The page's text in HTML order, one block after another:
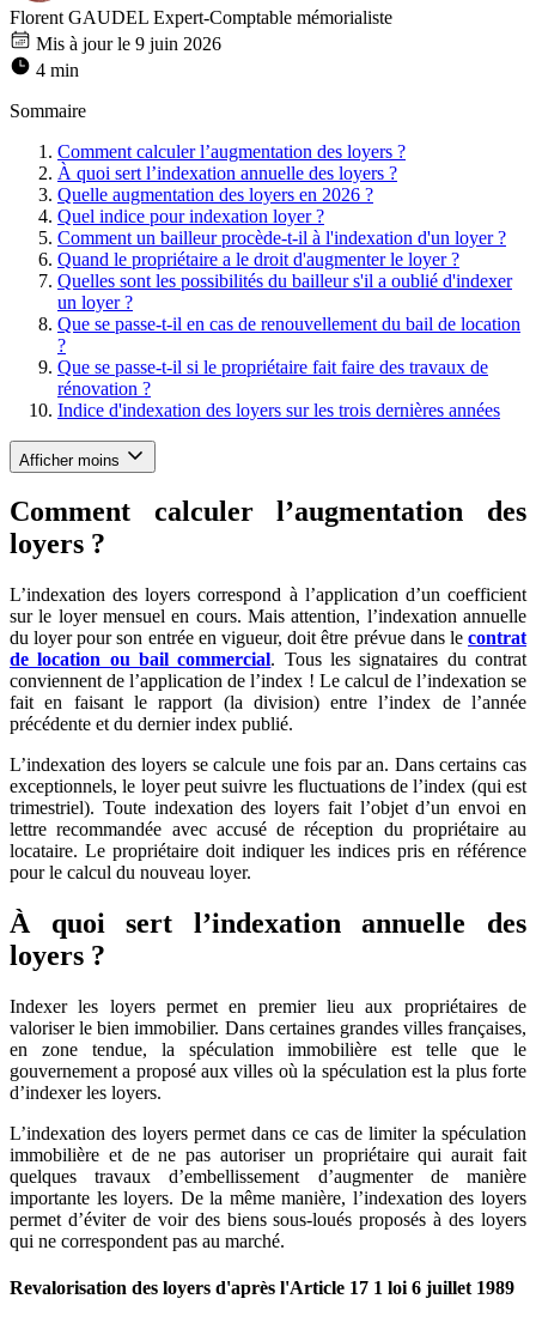
Florent GAUDEL Expert-Comptable mémorialiste
Mis à jour le 9 juin 2026
4 min
Sommaire
Comment calculer l’augmentation des loyers ?
À quoi sert l’indexation annuelle des loyers ?
Quelle augmentation des loyers en 2026 ?
Quel indice pour indexation loyer ?
Comment un bailleur procède-t-il à l'indexation d'un loyer ?
Quand le propriétaire a le droit d'augmenter le loyer ?
Quelles sont les possibilités du bailleur s'il a oublié d'indexer
un loyer ?
Que se passe-t-il en cas de renouvellement du bail de location
?
Que se passe-t-il si le propriétaire fait faire des travaux de
rénovation ?
Indice d'indexation des loyers sur les trois dernières années
Afficher moins
Comment calculer l’augmentation des
loyers ?
L’indexation des loyers correspond à l’application d’un coefficient
sur le loyer mensuel en cours. Mais attention, l’indexation annuelle
du loyer pour son entrée en vigueur, doit être prévue dans le contrat
de location ou bail commercial. Tous les signataires du contrat
conviennent de l’application de l’index ! Le calcul de l’indexation se
fait en faisant le rapport (la division) entre l’index de l’année
précédente et du dernier index publié.
L’indexation des loyers se calcule une fois par an. Dans certains cas
exceptionnels, le loyer peut suivre les fluctuations de l’index (qui est
trimestriel). Toute indexation des loyers fait l’objet d’un envoi en
lettre recommandée avec accusé de réception du propriétaire au
locataire. Le propriétaire doit indiquer les indices pris en référence
pour le calcul du nouveau loyer.
À quoi sert l’indexation annuelle des
loyers ?
Indexer les loyers permet en premier lieu aux propriétaires de
valoriser le bien immobilier. Dans certaines grandes villes françaises,
en zone tendue, la spéculation immobilière est telle que le
gouvernement a proposé aux villes où la spéculation est la plus forte
d’indexer les loyers.
L’indexation des loyers permet dans ce cas de limiter la spéculation
immobilière et de ne pas autoriser un propriétaire qui aurait fait
quelques travaux d’embellissement d’augmenter de manière
importante les loyers. De la même manière, l’indexation des loyers
permet d’éviter de voir des biens sous-loués proposés à des loyers
qui ne correspondent pas au marché.
Revalorisation des loyers d'après l'Article 17 1 loi 6 juillet 1989